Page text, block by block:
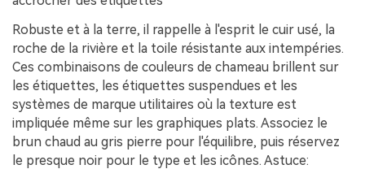
Robuste et à la terre, il rappelle à l'esprit le cuir usé, la
roche de la rivière et la toile résistante aux intempéries.
Ces combinaisons de couleurs de chameau brillent sur
les étiquettes, les étiquettes suspendues et les
systèmes de marque utilitaires où la texture est
impliquée même sur les graphiques plats. Associez le
brun chaud au gris pierre pour l'équilibre, puis réservez
le presque noir pour le type et les icônes. Astuce: